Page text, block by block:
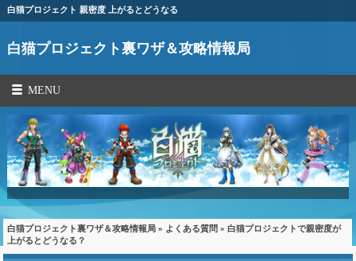
白猫プロジェクト 親密度 上がるとどうなる
白猫プロジェクト裏ワザ＆攻略情報局
MENU
白猫プロジェクト裏ワザ＆攻略情報局» よくある質問 » 白猫プロジェクトで親密度が
上がるとどうなる？